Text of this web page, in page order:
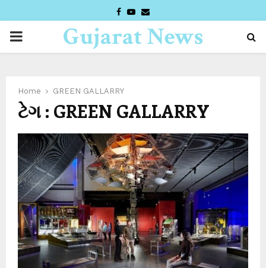
FACEBOOK
YOUTUBE
EMAIL
PRIMARYGujarat News
Home GREEN GALLARRY
ટેગ : GREEN GALLARRY